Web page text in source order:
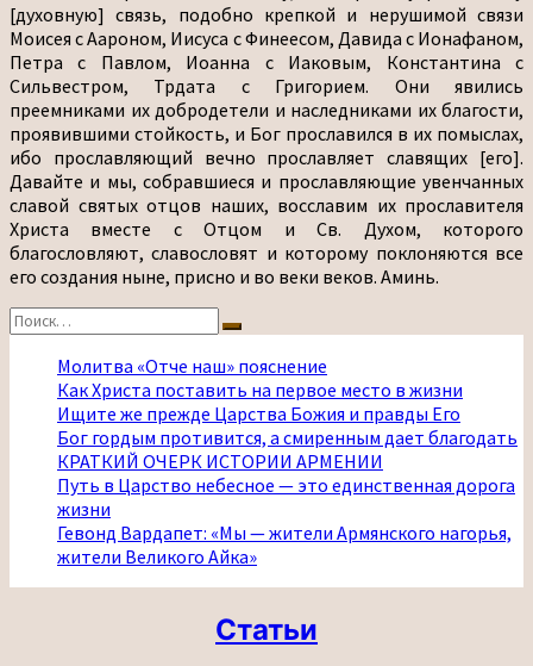
Найти:
Поиск
Молитва «Отче наш» пояснение
Как Христа поставить на первое место в жизни
Ищите же прежде Царства Божия и правды Его
Бог гордым противится, а смиренным дает благодать
КРАТКИЙ ОЧЕРК ИСТОРИИ АРМЕНИИ
Путь в Царство небесное — это единственная дорога
жизни
Гевонд Вардапет: «Мы — жители Армянского нагорья,
жители Великого Айка»
Статьи